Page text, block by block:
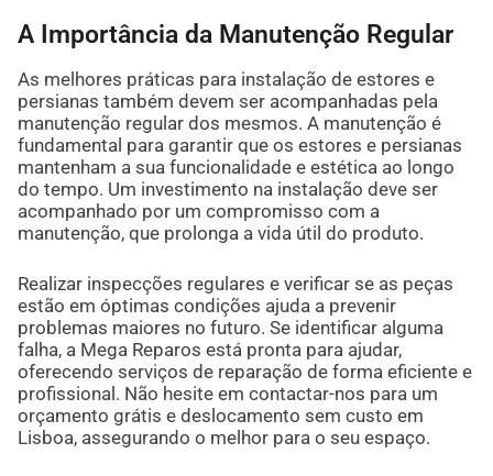
A Importância da Manutenção Regular
As melhores práticas para instalação de estores e
persianas também devem ser acompanhadas pela
manutenção regular dos mesmos. A manutenção é
fundamental para garantir que os estores e persianas
mantenham a sua funcionalidade e estética ao longo
do tempo. Um investimento na instalação deve ser
acompanhado por um compromisso com a
manutenção, que prolonga a vida útil do produto.
Realizar inspecções regulares e verificar se as peças
estão em óptimas condições ajuda a prevenir
problemas maiores no futuro. Se identificar alguma
falha, a Mega Reparos está pronta para ajudar,
oferecendo serviços de reparação de forma eficiente e
profissional. Não hesite em contactar-nos para um
orçamento grátis e deslocamento sem custo em
Lisboa, assegurando o melhor para o seu espaço.